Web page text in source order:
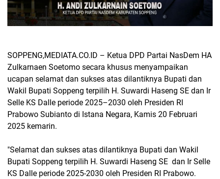
SOPPENG,MEDIATA.CO.ID – Ketua DPD Partai NasDem HA
Zulkarnaen Soetomo secara khusus menyampaikan
ucapan selamat dan sukses atas dilantiknya Bupati dan
Wakil Bupati Soppeng terpilih H. Suwardi Haseng SE dan Ir
Selle KS Dalle periode 2025–2030 oleh Presiden RI
Prabowo Subianto di Istana Negara, Kamis 20 Februari
2025 kemarin.
"Selamat dan sukses atas dilantiknya Bupati dan Wakil
Bupati Soppeng terpilih H. Suwardi Haseng SE dan Ir Selle
KS Dalle periode 2025-2030 oleh Presiden RI Prabowo.